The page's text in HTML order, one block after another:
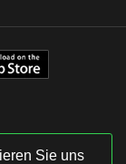
Sie uns